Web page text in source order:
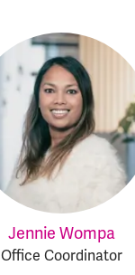
Jennie Wompa
Office Coordinator